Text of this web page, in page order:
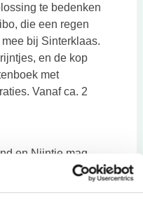
te bedenken
die een regen
bij Sinterklaas.
en de kop
met
Vanaf ca. 2
en Nijntje mag